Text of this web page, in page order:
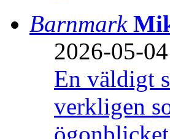
Barnmark
2026-05-
En väldigt
verkligen